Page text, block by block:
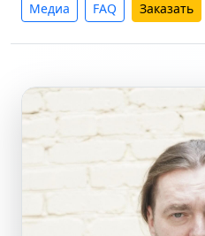
Медиа FAQ Заказать